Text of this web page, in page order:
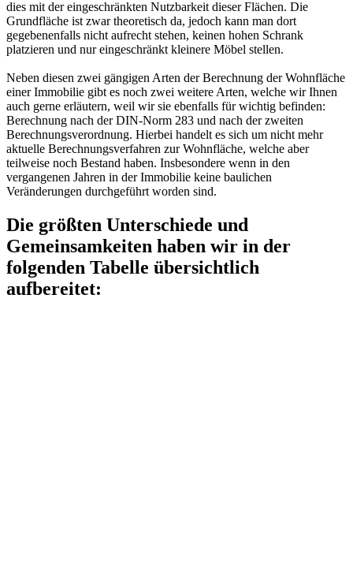
dies mit der eingeschränkten Nutzbarkeit dieser Flächen. Die
Grundfläche ist zwar theoretisch da, jedoch kann man dort
gegebenenfalls nicht aufrecht stehen, keinen hohen Schrank
platzieren und nur eingeschränkt kleinere Möbel stellen.
Neben diesen zwei gängigen Arten der Berechnung der Wohnfläche
einer Immobilie gibt es noch zwei weitere Arten, welche wir Ihnen
auch gerne erläutern, weil wir sie ebenfalls für wichtig befinden:
Berechnung nach der DIN-Norm 283 und nach der zweiten
Berechnungsverordnung. Hierbei handelt es sich um nicht mehr
aktuelle Berechnungsverfahren zur Wohnfläche, welche aber
teilweise noch Bestand haben. Insbesondere wenn in den
vergangenen Jahren in der Immobilie keine baulichen
Veränderungen durchgeführt worden sind.
Die größten Unterschiede und
Gemeinsamkeiten haben wir in der
folgenden Tabelle übersichtlich
aufbereitet: